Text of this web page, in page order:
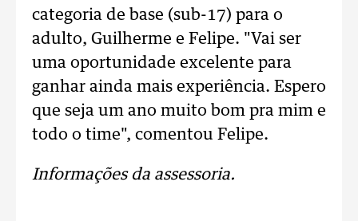
categoria de base (sub-17) para o
adulto, Guilherme e Felipe. "Vai ser
uma oportunidade excelente para
ganhar ainda mais experiência. Espero
que seja um ano muito bom pra mim e
todo o time", comentou Felipe.
Informações da assessoria.